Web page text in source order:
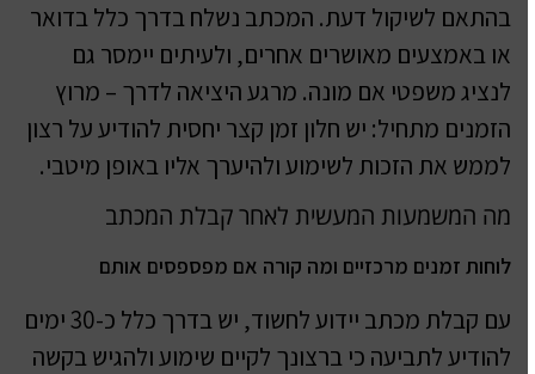
בהתאם לשיקול דעת. המכתב נשלח בדרך כלל בדואר
או באמצעים מאושרים אחרים, ולעיתים יימסר גם
לנציג משפטי אם מונה. מרגע היציאה לדרך – מרוץ
הזמנים מתחיל: יש חלון זמן קצר יחסית להודיע על רצון
לממש את הזכות לשימוע ולהיערך אליו באופן מיטבי.
מה המשמעות המעשית לאחר קבלת המכתב
לוחות זמנים מרכזיים ומה קורה אם מפספסים אותם
עם קבלת מכתב יידוע לחשוד, יש בדרך כלל כ-30 ימים
להודיע לתביעה כי ברצונך לקיים שימוע ולהגיש בקשה